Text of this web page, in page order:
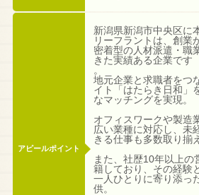
アピールポイント
新潟県新潟市中央区に
リーフラントは、創業
密着型の人材派遣・職
きた実績ある企業です
。
地元企業と求職者をつ
イト「はたらき日和」
なマッチングを実現。
オフィスワークや製造
広い業種に対応し、未
きる仕事も多数取り揃
また、社歴10年以上の
籍しており、その経験
一人ひとりに寄り添っ
供。